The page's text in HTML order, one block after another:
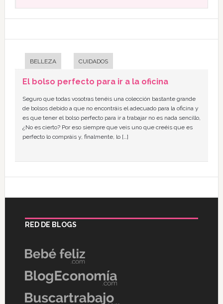
BELLEZA CUIDADOS
El bolso perfecto para ir a la oficina
Seguro que todas vosotras tenéis una colección bastante grande
de bolsos debido a que no encontráis el adecuado para la oficina y
es que tener el bolso perfecto para ir a trabajar no es nada sencillo,
¿No es cierto? Por eso siempre que veis uno que creéis que es
perfecto lo compráis y, finalmente, lo […]
RED DE BLOGS